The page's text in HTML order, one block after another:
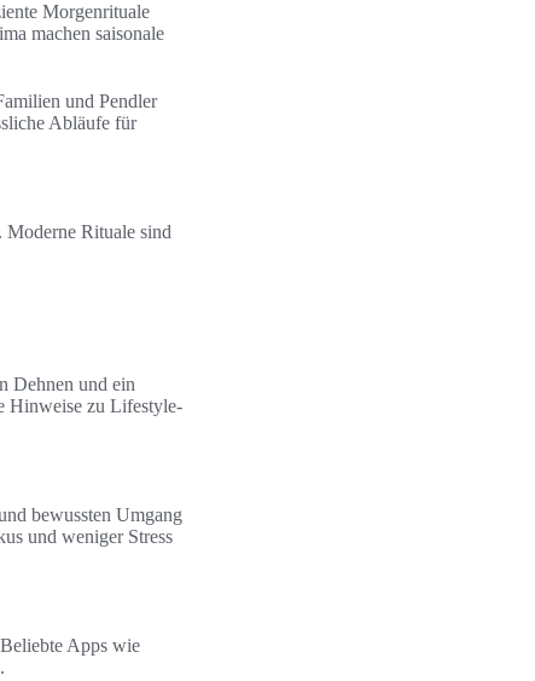
Morgenrituale
machen saisonale
und Pendler
Abläufe für
Rituale sind
Dehnen und ein
Hinweise zu Lifestyle-
bewussten Umgang
und weniger Stress
Apps wie